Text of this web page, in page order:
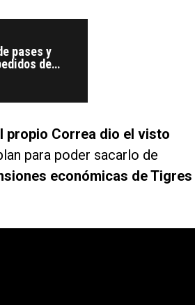
pases y
de
propio Correa dio el visto
para poder sacarlo de
económicas de Tigres